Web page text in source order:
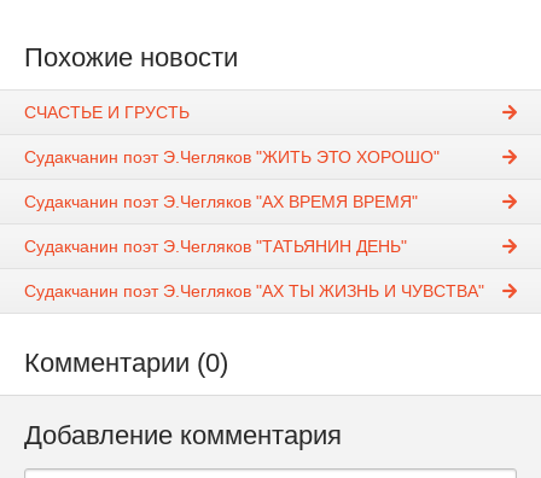
Похожие новости
СЧАСТЬЕ И ГРУСТЬ
Судакчанин поэт Э.Чегляков "ЖИТЬ ЭТО ХОРОШО"
Судакчанин поэт Э.Чегляков "АХ ВРЕМЯ ВРЕМЯ"
Судакчанин поэт Э.Чегляков "ТАТЬЯНИН ДЕНЬ"
Судакчанин поэт Э.Чегляков "АХ ТЫ ЖИЗНЬ И ЧУВСТВА"
Комментарии (0)
Добавление комментария